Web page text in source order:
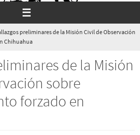
preliminares de la Misión Civil de Observación
Chihuahua
de la Misión
sobre
forzado en